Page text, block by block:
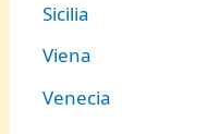
Sicilia
Viena
Venecia